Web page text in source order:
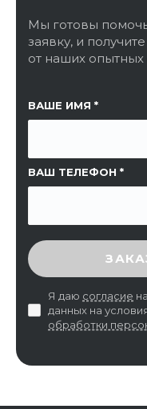
Мы готовы
заявку, и
от наших опытных
ВАШЕ ИМЯ
ВАШ ТЕЛЕФОН
ССЫЛКА НА
ВВЕДИТЕ
Я даю согласие
данных на
обработки